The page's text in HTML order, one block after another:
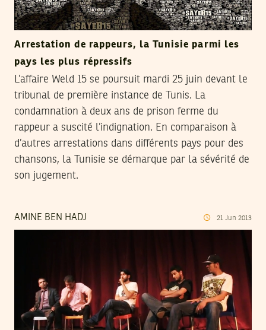
Arrestation de rappeurs, la Tunisie parmi les
pays les plus répressifs
L’affaire Weld 15 se poursuit mardi 25 juin devant le
tribunal de première instance de Tunis. La
condamnation à deux ans de prison ferme du
rappeur a suscité l’indignation. En comparaison à
d’autres arrestations dans différents pays pour des
chansons, la Tunisie se démarque par la sévérité de
son jugement.
AMINE BEN HADJ 21 Jun 2013